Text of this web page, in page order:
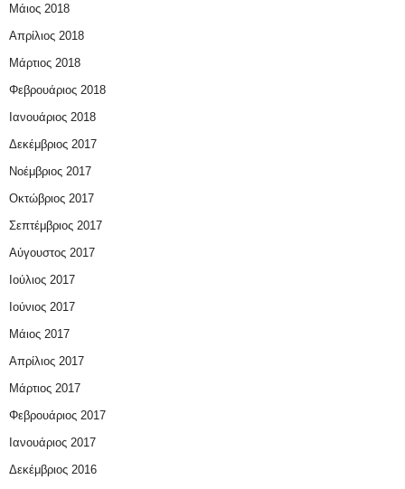
Μάιος 2018
Απρίλιος 2018
Μάρτιος 2018
Φεβρουάριος 2018
Ιανουάριος 2018
Δεκέμβριος 2017
Νοέμβριος 2017
Οκτώβριος 2017
Σεπτέμβριος 2017
Αύγουστος 2017
Ιούλιος 2017
Ιούνιος 2017
Μάιος 2017
Απρίλιος 2017
Μάρτιος 2017
Φεβρουάριος 2017
Ιανουάριος 2017
Δεκέμβριος 2016